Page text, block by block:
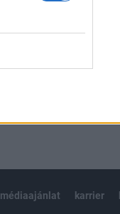
médiaajánlat karrier